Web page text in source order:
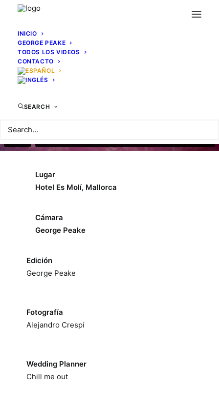
INICIO
GEORGE PEAKE
TODOS LOS VIDEOS
CONTACTO
SEARCH
Lugar
Hotel Es Molí, Mallorca
Cámara
George Peake
Edición
George Peake
Fotografía
Alejandro Crespí
Wedding Planner
Chill me out